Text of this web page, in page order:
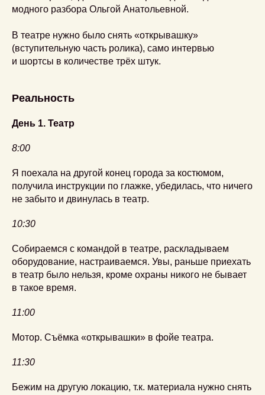
модного разбора Ольгой Анатольевной.
В театре нужно было снять «открывашку»
(вступительную часть ролика), само интервью
и шортсы в количестве трёх штук.
Реальность
День 1. Театр
8:00
Я поехала на другой конец города за костюмом,
получила инструкции по глажке, убедилась, что ничего
не забыто и двинулась в театр.
10:30
Собираемся с командой в театре, раскладываем
оборудование, настраиваемся. Увы, раньше приехать
в театр было нельзя, кроме охраны никого не бывает
в такое время.
11:00
Мотор. Съёмка «открывашки» в фойе театра.
11:30
Бежим на другую локацию, т.к. материала нужно снять